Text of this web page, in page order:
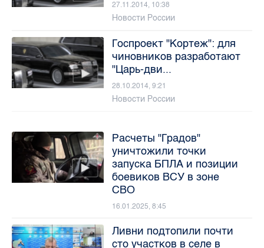
27.11.2014, 10:38
Новости России
Госпроект "Кортеж": для
чиновников разработают
"Царь-дви...
28.10.2014, 9:21
Новости России
Расчеты "Градов"
уничтожили точки
запуска БПЛА и позиции
боевиков ВСУ в зоне
СВО
16.01.2025, 8:45
Ливни подтопили почти
сто участков в селе в